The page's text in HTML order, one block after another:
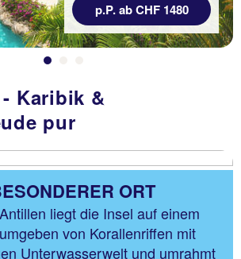
p.P. ab CHF 1480
Karibik &
pur
ORT
liegt die Insel auf einem
von Korallenriffen mit
Unterwasserwelt und umrahmt